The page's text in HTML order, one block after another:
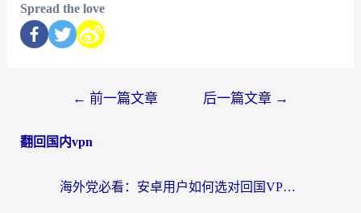
Spread the love
← 前一篇文章 后一篇文章 →
翻回国内vpn
海外党必看：安卓用户如何选对回国VPN？从踩坑到无缝访问的全攻略